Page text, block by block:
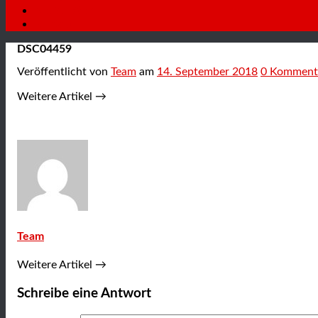
DSC04459
Veröffentlicht von Team am 14. September 2018 0
Weitere Artikel →
Team
Weitere Artikel →
Schreibe eine Antwort